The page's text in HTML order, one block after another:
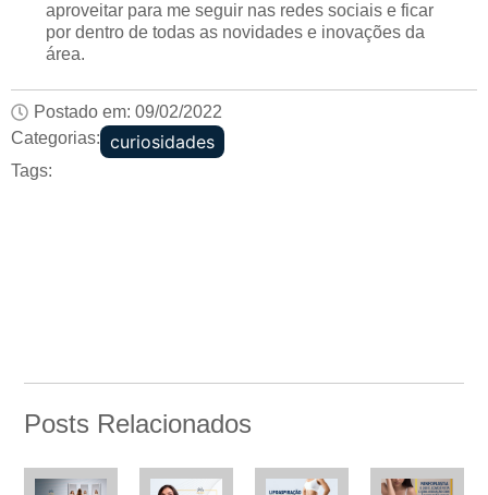
aproveitar para me seguir nas redes sociais e ficar
por dentro de todas as novidades e inovações da
área.
Postado em: 09/02/2022
Categorias: curiosidades
Tags:
Posts Relacionados